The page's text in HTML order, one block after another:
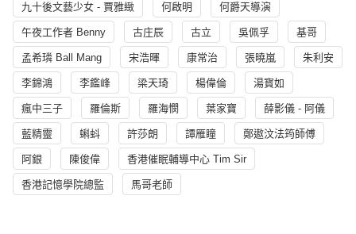
九十後文藝少女 - 賈雅緻 何啟明 何爵天導演
午夜工作者 Benny 古庄辰 古立 吳佩孚 基哥
孟希璘 Ball Mang 宋浩暉 康常治 張曉嵐 朱利安
李錦鴻 李鑑峰 梁天琦 楊偉倫 湯寳如
瘋中三子 羅倫斯 羅海憫 葉家寶 薛影儀 - 阿儀
藍精靈 蝌蚪 許莎朗 譚雁瞳 鄭遨汶法筠師傅
阿銀 陳俊偉 香港催眠輔導中心 Tim Sir
香港記憶學院總監 馬哥老師